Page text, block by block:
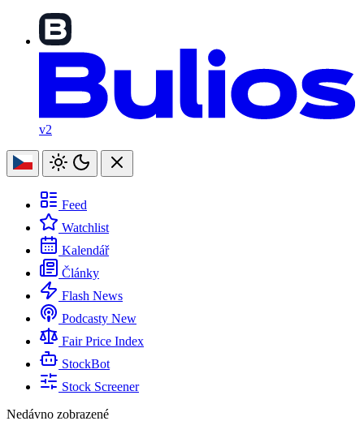
v2
Feed
Watchlist
Kalendář
Články
Flash News
Podcasty New
Fair Price Index
StockBot
Stock Screener
Nedávno zobrazené